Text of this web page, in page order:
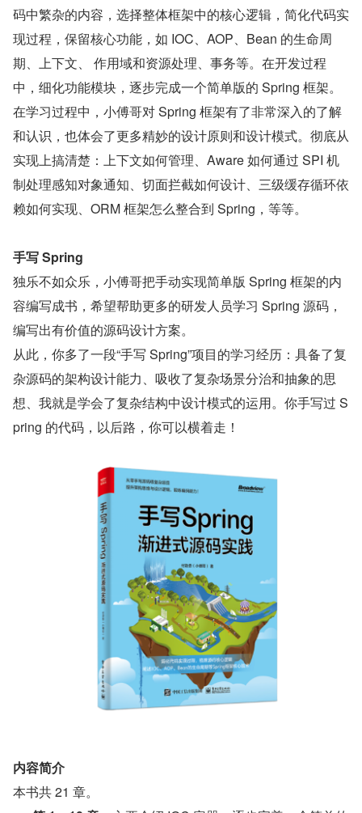
码中繁杂的内容，选择整体框架中的核心逻辑，简化代码实
现过程，保留核心功能，如 IOC、AOP、Bean 的生命周
期、上下文、 作用域和资源处理、事务等。在开发过程
中，细化功能模块，逐步完成一个简单版的 Spring 框架。
在学习过程中，小傅哥对 Spring 框架有了非常深入的了解
和认识，也体会了更多精妙的设计原则和设计模式。彻底从
实现上搞清楚：上下文如何管理、Aware 如何通过 SPI 机
制处理感知对象通知、切面拦截如何设计、三级缓存循环依
赖如何实现、ORM 框架怎么整合到 Spring，等等。
手写 Spring
独乐不如众乐，小傅哥把手动实现简单版 Spring 框架的内
容编写成书，希望帮助更多的研发人员学习 Spring 源码，
编写出有价值的源码设计方案。
从此，你多了一段“手写 Spring”项目的学习经历：具备了复
杂源码的架构设计能力、吸收了复杂场景分治和抽象的思
想、我就是学会了复杂结构中设计模式的运用。你手写过 S
pring 的代码，以后路，你可以横着走！
内容简介
本书共 21 章。